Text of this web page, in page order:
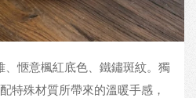
、愜意楓紅底色、鐵鏽斑紋。獨
特殊材質所帶來的溫暖手感，